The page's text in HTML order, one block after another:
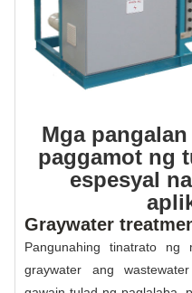
Mga
paggamot ng
espesyal
Graywater
Pangunahing tinatrato
graywater ang